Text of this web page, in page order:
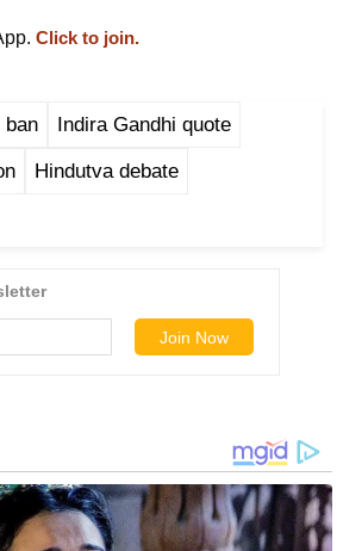
Click to join.
ban Indira Gandhi quote
Hindutva debate